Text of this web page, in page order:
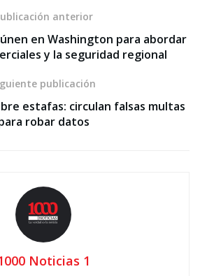
anterior
en Washington para abordar
y la seguridad regional
publicación
estafas: circulan falsas multas
robar datos
Noticias 1